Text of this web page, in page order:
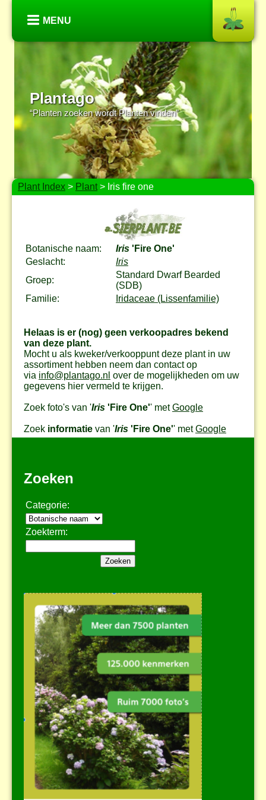
MENU
Plantago
“Planten zoeken wordt Planten vinden”
Plant Index > Plant> Iris fire one
Botanische naam: Iris 'Fire One'
Geslacht:
Iris
Groep:
Standard Dwarf Bearded
(SDB)
Familie:
Iridaceae (Lissenfamilie)
Helaas is er (nog) geen verkoopadres bekend
van deze plant.
Mocht u als kweker/verkooppunt deze plant in uw
assortiment hebben neem dan contact op
via info@plantago.nl over de mogelijkheden om uw
gegevens hier vermeld te krijgen.
Zoek foto's van 'Iris 'Fire One'' metGoogle
Zoek informatie van 'Iris 'Fire One'' metGoogle
Zoeken
Categorie:
Zoekterm: